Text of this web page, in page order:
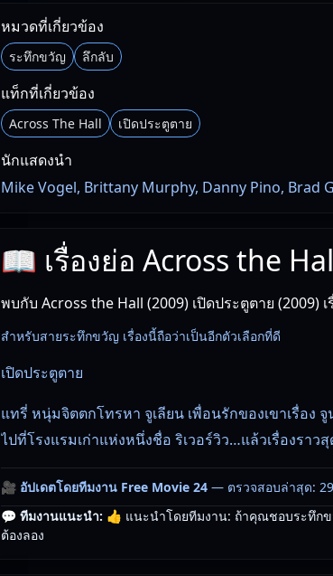
หมวดที่เกี่ยวข้อง
ระทึกขวัญ ลึกลับ
แท็กที่เกี่ยวข้อง
Across The Hall เปิดประตูตาย
นักแสดงนำ
Mike Vogel, Brittany Murphy, Danny Pino, Brad
📖 เรื่องย่อ Across the
พบกับ Across the Hall (2009) เปิดประตูตาย
สำหรับสายระทึกขวัญ เรื่องนี้ถือว่าเป็นอีกตัวเลือกที่ดี
เปิดประตูตาย
แทรี่ หนุ่มจิตตกโทรหา จูเลียน เพื่อนรักของเขาเรื่อ
ไปที่โรงแรมเก่าแห่งหนึ่งชื่อ ริเวอร์วิว…แล้วเรื่องรา
🎥 อัปเดตโดยทีมงาน Free Movie 24— ตรวจสอบล่าสุด:
💬 ทีมงานแนะนำ: 👍 แนะนำโดยทีมงาน: ถ้าคุณชอบระทึกข
ต้องลอง